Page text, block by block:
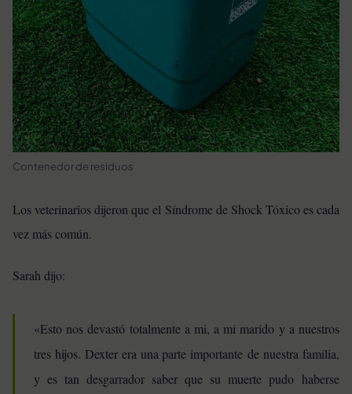
Contenedor de residuos
Los veterinarios dijeron que el Síndrome de Shock Tóxico es cada
vez más común.
Sarah dijo:
«Esto nos devastó totalmente a mi, a mi marido y a nuestros
tres hijos. Dexter era una parte importante de nuestra familia,
y es tan desgarrador saber que su muerte pudo haberse